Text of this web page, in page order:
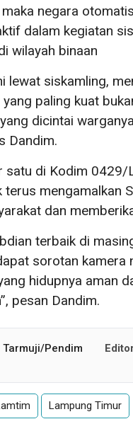
negara
dalam kegiatan
wilayah binaan
lewat siskamling,
paling kuat
dicintai
Dandim.
satu di Kodim 0429/
terus mengamalkan
dan
terbaik di
sorotan kamera
hidupnya aman
pesan Dandim.
Tarmuji/Pendim
Lampung Timur